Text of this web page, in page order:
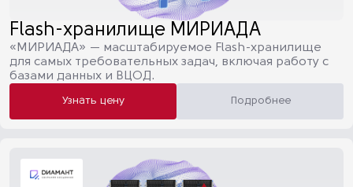
Flash-хранилище МИРИАДА
«МИРИАДА» — масштабируемое Flash-хранилище
для самых требовательных задач, включая работу с
базами данных и ВЦОД.
Узнать цену Подробнее